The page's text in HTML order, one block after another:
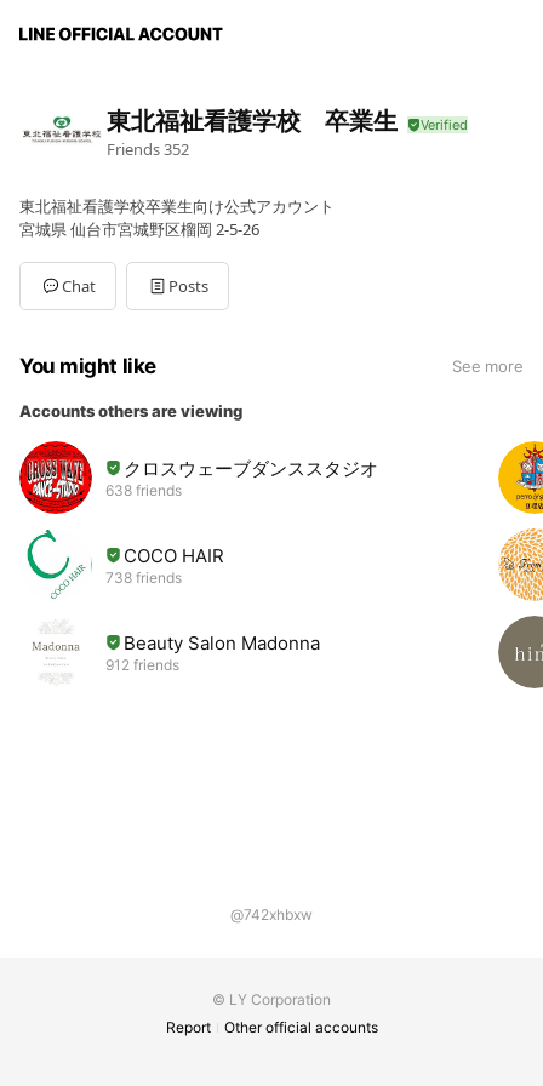
東北福祉看護学校 卒業生
Friends352
東北福祉看護学校卒業生向け公式アカウント
宮城県 仙台市宮城野区榴岡 2-5-26
Chat Posts
You might like See more
Accounts others are viewing
クロスウェーブダンススタジオ
638 friends
COCO HAIR
738 friends
Beauty Salon Madonna
912 friends
@742xhbxw
© LY Corporation
Report
Other official accounts